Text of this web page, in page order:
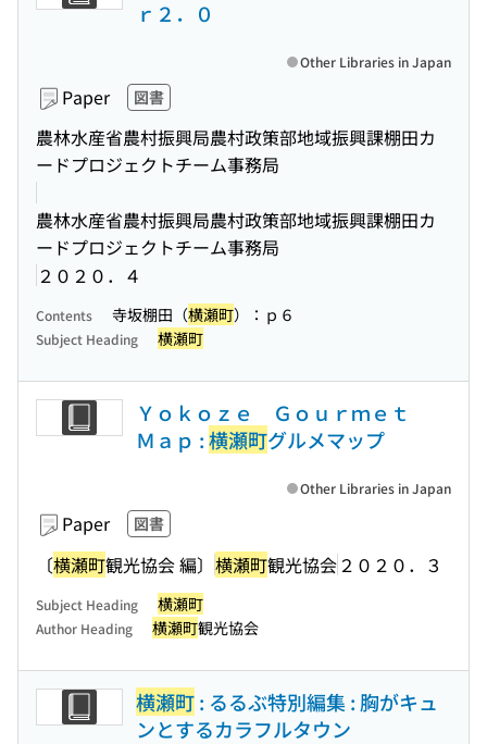
ｒ２．０
Paper 図書
農林水産省農村振興局農村政策部地域振興課棚田カ
ードプロジェクトチーム事務局
農林水産省農村振興局農村政策部地域振興課棚田カ
ードプロジェクトチーム事務局
２０２０．４
Other Libraries in Japan
Contents 寺坂棚田（横瀬町）：ｐ６
Subject Heading 横瀬町
Ｙｏｋｏｚｅ Ｇｏｕｒｍｅｔ
Ｍａｐ :横瀬町グルメマップ
Paper 図書
〔横瀬町観光協会 編〕 横瀬町観光協会 ２０２０．３
Other Libraries in Japan
Subject Heading 横瀬町
Author Heading 横瀬町観光協会
横瀬町: るるぶ特別編集 : 胸がキュ
ンとするカラフルタウン